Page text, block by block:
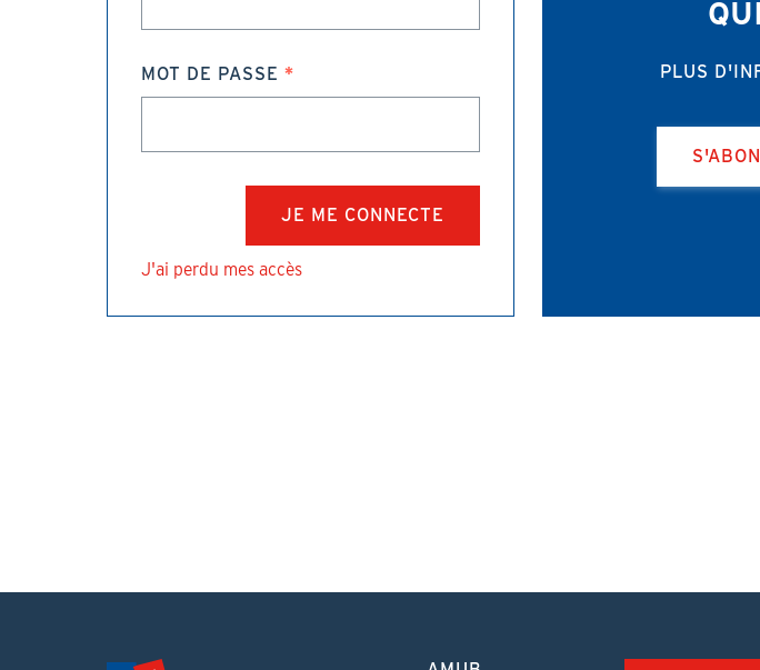
MOT DE PASSE
J'ai perdu mes accès
PLUS